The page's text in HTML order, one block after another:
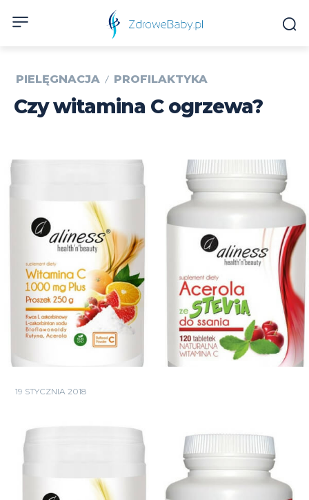
PIELĘGNACJA PROFILAKTYKA
Czy witamina C ogrzewa?
19 STYCZNIA 2018